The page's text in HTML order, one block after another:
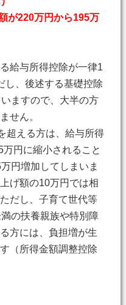
が220万円から195万
給与所得控除が一律1
し、後述する基礎控除
ますので、大半の方
せん。
超える方は、給与所得
円に縮小されること
円増加してしまいま
げ額の10万円では相
だし、子育て世代等
の扶養親族や特別障
方には、負担増が生
（所得金額調整控除